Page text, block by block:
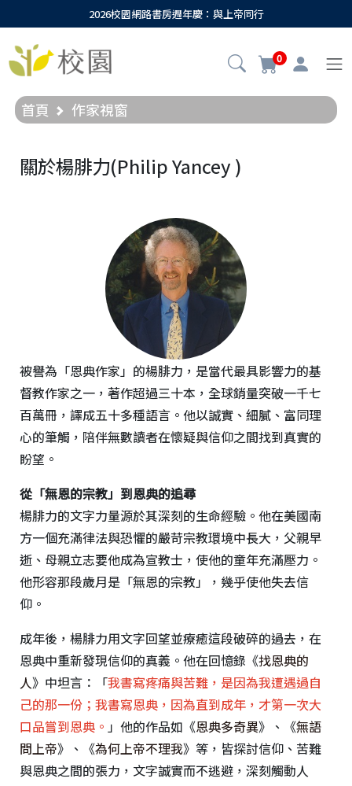
2026校園網路書房週年慶：與上帝同行
0
首頁 作家視窗
關於楊腓力(Philip Yancey )
被譽為「恩典作家」的楊腓力，是當代最具影響力的基
督教作家之一，著作超過三十本，全球銷量突破一千七
百萬冊，譯成五十多種語言。他以誠實、細膩、富同理
心的筆觸，陪伴無數讀者在懷疑與信仰之間找到真實的
盼望。
從「無恩的宗教」到恩典的追尋
楊腓力的文字力量源於其深刻的生命經驗。他在美國南
方一個充滿律法與恐懼的嚴苛宗教環境中長大，父親早
逝、母親立志要他成為宣教士，使他的童年充滿壓力。
他形容那段歲月是「無恩的宗教」，幾乎使他失去信
仰。
成年後，楊腓力用文字回望並療癒這段破碎的過去，在
恩典中重新發現信仰的真義。他在回憶錄《找恩典的
人》中坦言：「我書寫疼痛與苦難，是因為我遭遇過自
己的那一份；我書寫恩典，因為直到成年，才第一次大
口品嘗到恩典。」他的作品如《恩典多奇異》、《無語
問上帝》、《為何上帝不理我》等，皆探討信仰、苦難
與恩典之間的張力，文字誠實而不逃避，深刻觸動人